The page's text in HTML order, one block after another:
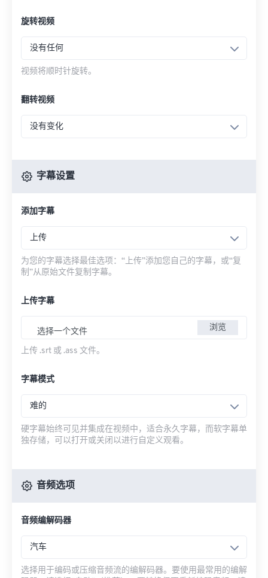
旋转视频
没有任何
视频将顺时针旋转。
翻转视频
没有变化
字幕设置
添加字幕
上传
为您的字幕选择最佳选项：“上传”添加您自己的字幕，或“复
制”从原始文件复制字幕。
上传字幕
选择一个文件 浏览
上传 .srt 或 .ass 文件。
字幕模式
难的
硬字幕始终可见并集成在视频中，适合永久字幕，而软字幕单
独存储，可以打开或关闭以进行自定义观看。
音频选项
音频编解码器
汽车
选择用于编码或压缩音频流的编解码器。要使用最常用的编解